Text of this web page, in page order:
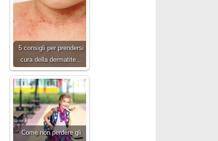
5 consigli per prendersi
cura della dermatite…
Come non perdere gli